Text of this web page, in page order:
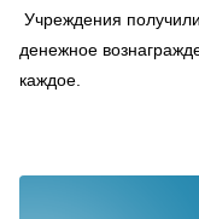
Учреждения
денежное
каждое.